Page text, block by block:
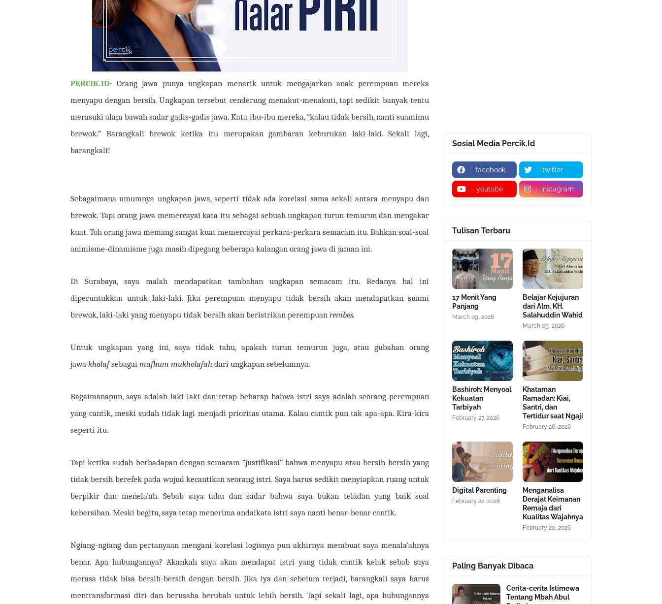
PERCIK.ID- Orang jawa punya ungkapan menarik untuk mengajarkan anak perempuan mereka
menyapu dengan bersih. Ungkapan tersebut cenderung menakut-menakuti, tapi sedikit banyak tentu
merasuki alam bawah sadar gadis-gadis jawa. Kata ibu-ibu mereka, “kalau tidak bersih, nanti suamimu
brewok.” Barangkali brewok ketika itu merupakan gambaran keburukan laki-laki. Sekali lagi,
barangkali!
Sebagaimana umumnya ungkapan jawa, seperti tidak ada korelasi sama sekali antara menyapu dan
brewok. Tapi orang jawa memercayai kata itu sebagai sebuah ungkapan turun temurun dan mengakar
kuat. Toh orang jawa memang sangat kuat memercayai perkara-perkara semacam itu. Bahkan soal-soal
animisme-dinamisme juga masih dipegang beberapa kalangan orang jawa di jaman ini.
Di Surabaya, saya malah mendapatkan tambahan ungkapan semacam itu. Bedanya hal ini
diperuntukkan untuk laki-laki. Jika perempuan menyapu tidak bersih akan mendapatkan suami
brewok, laki-laki yang menyapu tidak bersih akan beristrikan perempuan rembes.
Untuk ungkapan yang ini, saya tidak tahu, apakah turun temurun juga, atau gubahan orang
jawa kholafsebagai mafhum mukholafah dari ungkapan sebelumnya.
Bagaimanapun, saya adalah laki-laki dan tetap beharap bahwa istri saya adalah seorang perempuan
yang cantik, meski sudah tidak lagi menjadi prioritas utama. Kalau cantik pun tak apa-apa. Kira-kira
seperti itu.
Tapi ketika sudah berhadapan dengan semacam “justifikasi” bahwa menyapu atau bersih-bersih yang
tidak bersih berefek pada wujud kecantikan seorang istri. Saya harus sedikit menyiapkan ruang untuk
berpikir dan menela’ah. Sebab saya tahu dan sadar bahwa saya bukan teladan yang baik soal
kebersihan. Meski begitu, saya tetap menerima andaikata istri saya nanti benar-benar cantik.
Ngiang-ngiang dan pertanyaan mengani korelasi logisnya pun akhirnya membuat saya menala’ahnya
benar. Apa hubungannya? Akankah saya akan mendapat istri yang tidak cantik kelak sebab saya
merasa tidak bisa bersih-bersih dengan bersih. Jika iya dan sebelum terjadi, barangkali saya harus
mentransformasi diri dan berusaha berubah untuk lebih bersih. Tapi sekali lagi, apa hubungannya
Sosial Media Percik.Id
facebook twitter
youtube instagram
Tulisan Terbaru
17 Menit Yang
Panjang
March 09, 2026
Belajar Kejujuran
dari Alm. KH.
Salahuddin Wahid
March 05, 2026
Bashiroh: Menyoal
Kekuatan
Tarbiyah
February 27, 2026
Khataman
Ramadan: Kiai,
Santri, dan
Tertidur saat Ngaji
February 26, 2026
Digital Parenting
February 22, 2026
Menganalisa
Derajat Keimanan
Remaja dari
Kualitas Wajahnya
February 20, 2026
Paling Banyak Dibaca
Cerita-cerita Istimewa
Tentang Mbah Abul